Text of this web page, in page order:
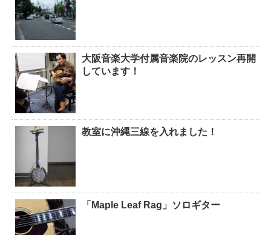
大阪音楽大学付属音楽院のレッスン再開
しています！
教室に沖縄三線を入れました！
「Maple Leaf Rag」ソロギター